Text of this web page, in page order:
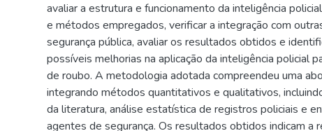
avaliar a estrutura e funcionamento da inteligência
e métodos empregados, verificar a integração com
segurança pública, avaliar os resultados obtidos e
possíveis melhorias na aplicação da inteligência policial
de roubo. A metodologia adotada compreendeu uma
integrando métodos quantitativos e qualitativos,
da literatura, análise estatística de registros policiais e
agentes de segurança. Os resultados obtidos indicam a